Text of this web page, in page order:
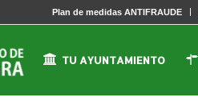
Plan de medidas ANTIFRAUDE
TU AYUNTAMIENTO